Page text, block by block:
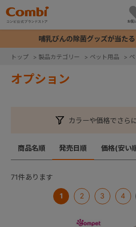
お気
哺乳びんの除菌グッズが当た
トップ > 製品カテゴリー > ペット用品 >
オプション
カラーや価格でさら
商品名順 発売日順 価格(安い
71件あります
1 2 3 4